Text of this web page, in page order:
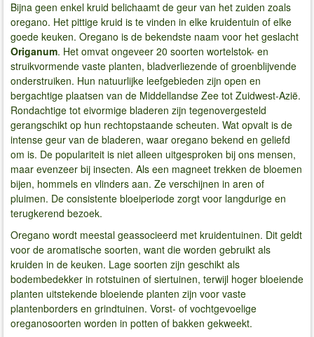
Bijna geen enkel kruid belichaamt de geur van het zuiden zoals
oregano. Het pittige kruid is te vinden in elke kruidentuin of elke
goede keuken. Oregano is de bekendste naam voor het geslacht
Origanum. Het omvat ongeveer 20 soorten wortelstok- en
struikvormende vaste planten, bladverliezende of groenblijvende
onderstruiken. Hun natuurlijke leefgebieden zijn open en
bergachtige plaatsen van de Middellandse Zee tot Zuidwest-Azië.
Rondachtige tot eivormige bladeren zijn tegenovergesteld
gerangschikt op hun rechtopstaande scheuten. Wat opvalt is de
intense geur van de bladeren, waar oregano bekend en geliefd
om is. De populariteit is niet alleen uitgesproken bij ons mensen,
maar evenzeer bij insecten. Als een magneet trekken de bloemen
bijen, hommels en vlinders aan. Ze verschijnen in aren of
pluimen. De consistente bloeiperiode zorgt voor langdurige en
terugkerend bezoek.
Oregano wordt meestal geassocieerd met kruidentuinen. Dit geldt
voor de aromatische soorten, want die worden gebruikt als
kruiden in de keuken. Lage soorten zijn geschikt als
bodembedekker in rotstuinen of siertuinen, terwijl hoger bloeiende
planten uitstekende bloeiende planten zijn voor vaste
plantenborders en grindtuinen. Vorst- of vochtgevoelige
oreganosoorten worden in potten of bakken gekweekt.